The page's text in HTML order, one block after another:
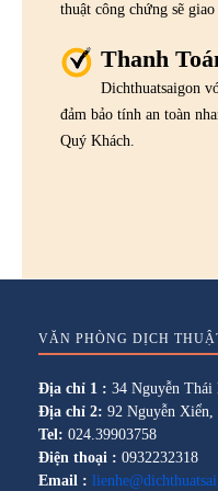
thuật công chứng sẽ
Thanh
Dichthuatsaigon
đảm bảo tính an toàn
Quý Khách.
VĂN PHÒNG DỊCH
Địa chỉ 1 : 34 Nguyễn
Địa chỉ 2: 92 Nguyễn
Tel: 024.39903758
Điện thoại : 0932232318
Email :